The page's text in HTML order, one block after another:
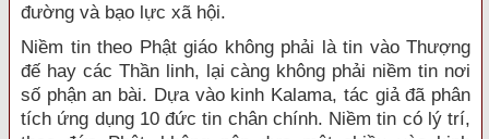
đường và bạo lực xã hội.
Niềm tin theo Phật giáo không phải là tin vào Thượng
đế hay các Thần linh, lại càng không phải niềm tin nơi
số phận an bài. Dựa vào kinh Kalama, tác giả đã phân
tích ứng dụng 10 đức tin chân chính. Niềm tin có lý trí,